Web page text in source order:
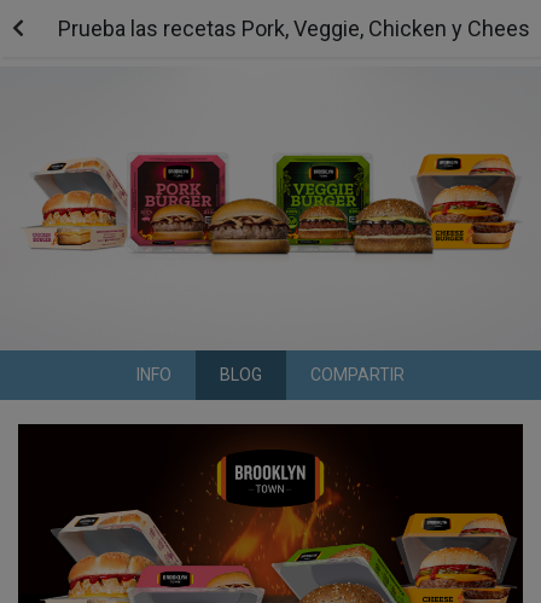
Prueba las recetas Pork, Veggie, Chicken y
INFO BLOG COMPARTIR